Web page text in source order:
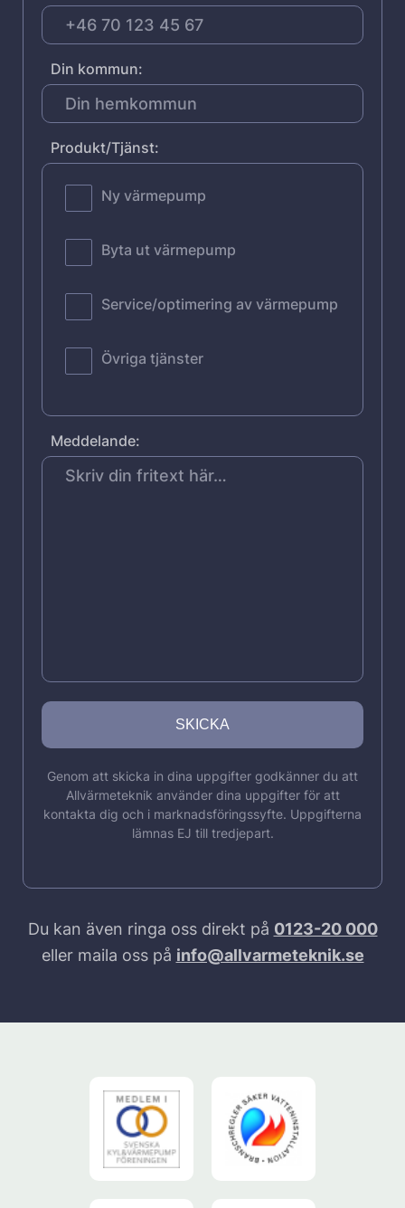
Din kommun:
Produkt/Tjänst:
Ny värmepump
Byta ut värmepump
Service/optimering av värmepump
Övriga tjänster
Meddelande:
Genom att skicka in dina uppgifter godkänner du att
Allvärmeteknik använder dina uppgifter för att
kontakta dig och i marknadsföringssyfte. Uppgifterna
lämnas EJ till tredjepart.
Du kan även ringa oss direkt på 0123-20 000
eller maila oss på info@allvarmeteknik.se